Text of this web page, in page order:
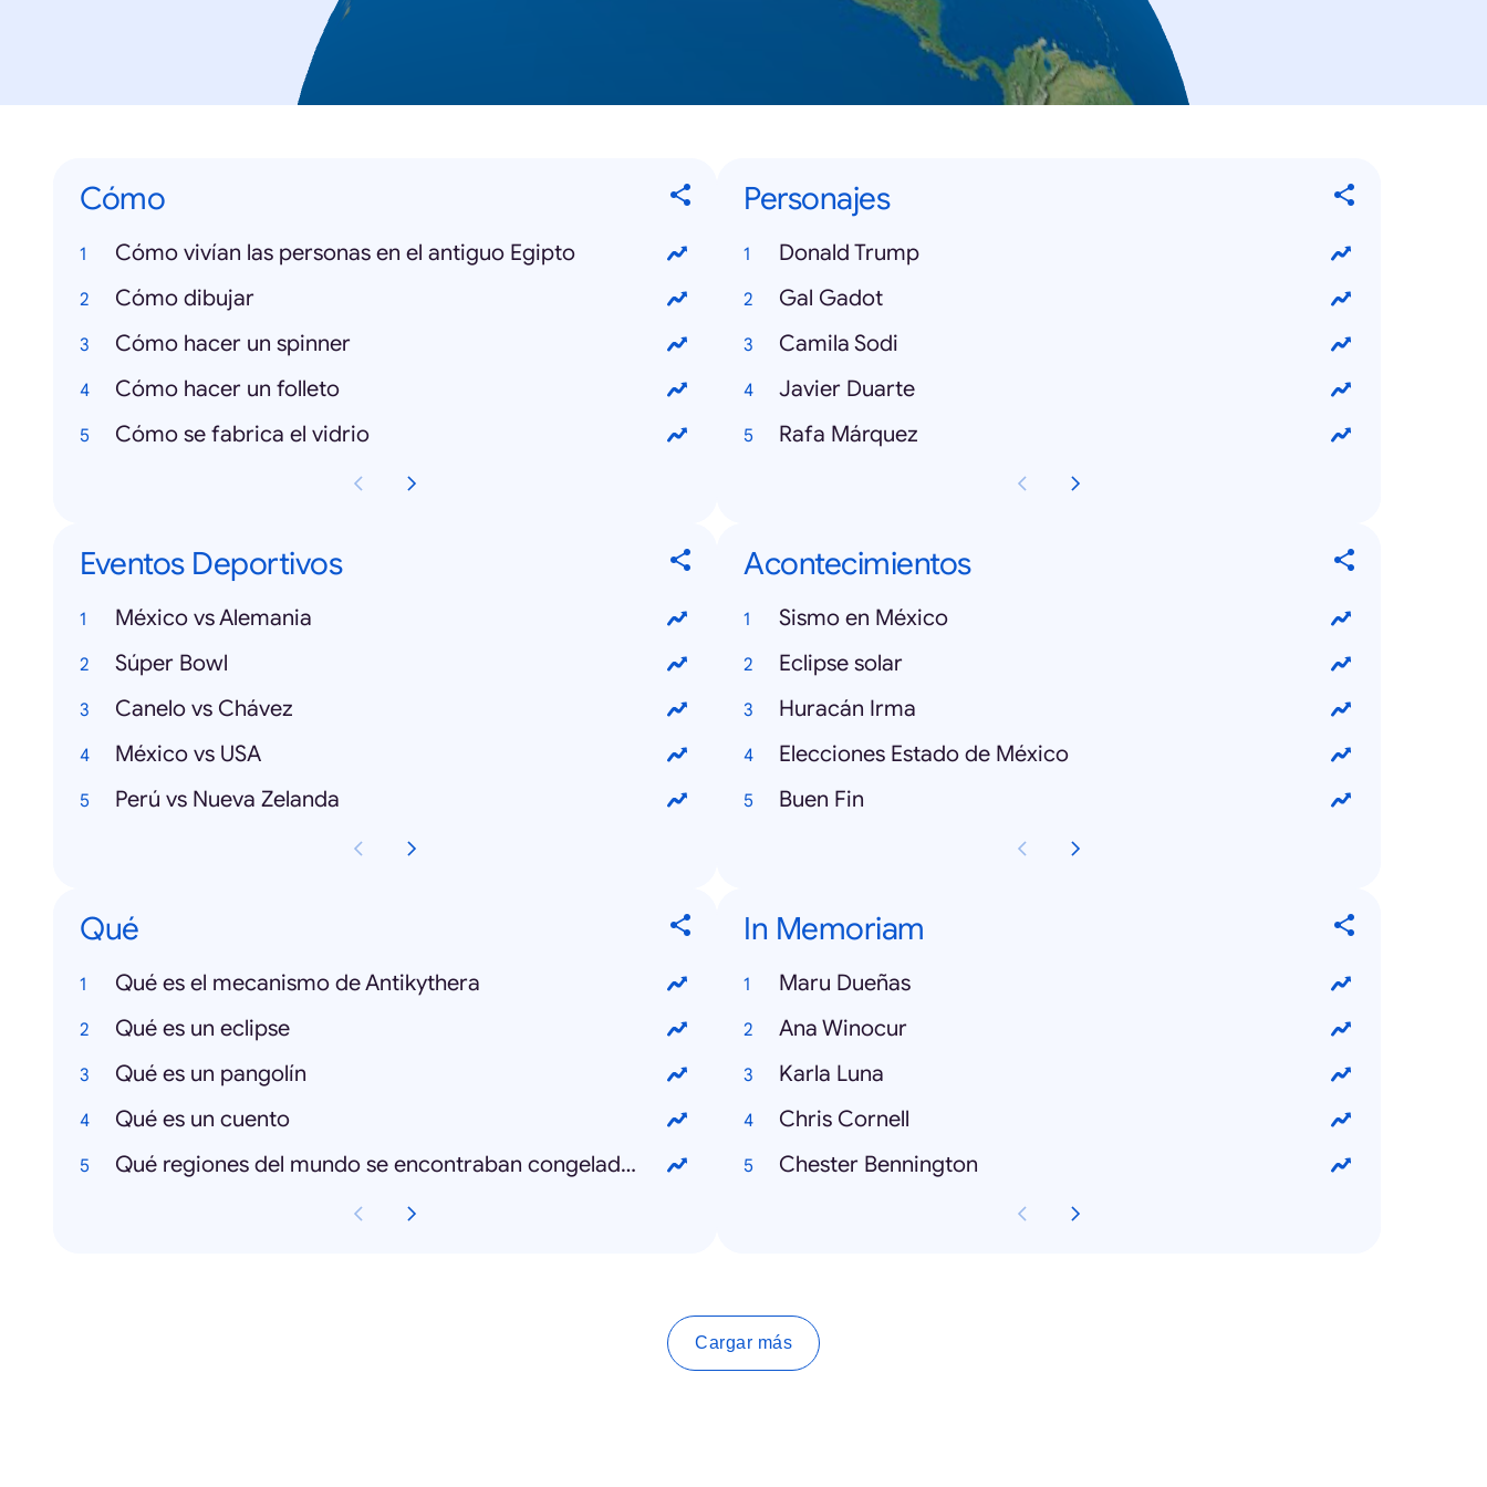
Cómo
Cómo vivían las personas en el antiguo Egipto
Cómo dibujar
Cómo hacer un spinner
Cómo hacer un folleto
Cómo se fabrica el vidrio
Personajes
Donald Trump
Gal Gadot
Camila Sodi
Javier Duarte
Rafa Márquez
Eventos Deportivos
México vs Alemania
Súper Bowl
Canelo vs Chávez
México vs USA
Perú vs Nueva Zelanda
Acontecimientos
Sismo en México
Eclipse solar
Huracán Irma
Elecciones Estado de México
Buen Fin
Qué
Qué es el mecanismo de Antikythera
Qué es un eclipse
Qué es un pangolín
Qué es un cuento
Qué regiones del mundo se encontraban congeladas
In Memoriam
Maru Dueñas
Ana Winocur
Karla Luna
Chris Cornell
Chester Bennington
Cargar más